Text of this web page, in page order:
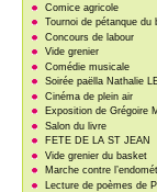
Comice agricole
Tournoi de pétanque du
Concours de labour
Vide grenier
Comédie musicale
Soirée paëlla Nathalie
Cinéma de plein air
Exposition de Grégoire
Salon du livre
FETE DE LA ST JEAN
Vide grenier du basket
Marche contre
Lecture de poèmes de